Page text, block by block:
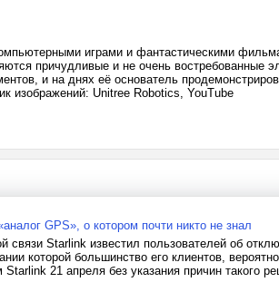
играми и фантастическими
причудливые и не очень востребованные
и на днях её основатель
изображений: Unitree Robotics, YouTube
GPS», о котором почти никто не знал
связи Starlink известил пользователей об
которой большинство его клиентов,
21 апреля без указания причин такого